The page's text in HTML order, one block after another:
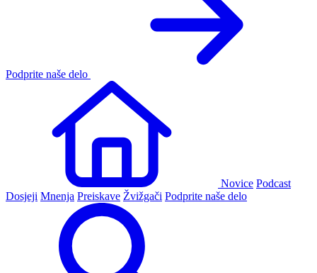
Podprite naše delo
Novice Podcast
Dosjeji Mnenja Preiskave Žvižgači Podprite naše delo